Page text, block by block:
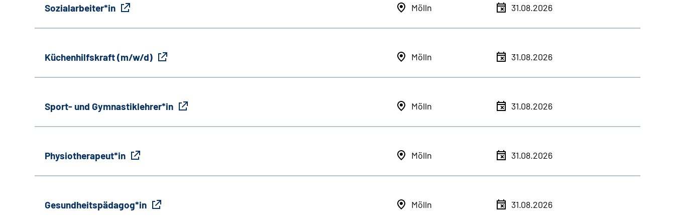
Sozialarbeiter*in Mölln 31.08.2026
Küchenhilfskraft (m/w/d) Mölln 31.08.2026
Sport- und Gymnastiklehrer*in Mölln 31.08.2026
Physiotherapeut*in Mölln 31.08.2026
Gesundheitspädagog*in Mölln 31.08.2026